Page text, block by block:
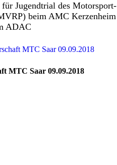
Jugendtrial des Motorsport-
beim AMC Kerzenheim
ADAC
MTC Saar 09.09.2018
MTC Saar 09.09.2018